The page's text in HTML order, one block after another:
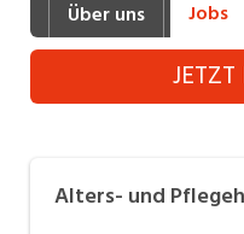
Industrie,
Produktion
Informatik,
Körperpflege,
Über uns Jobs
Alters- und